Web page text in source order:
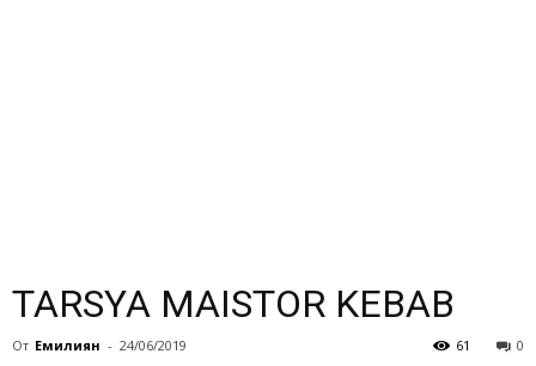
TARSYA MAISTOR KEBAB
От Eмилиян - 24/06/2019 0
61